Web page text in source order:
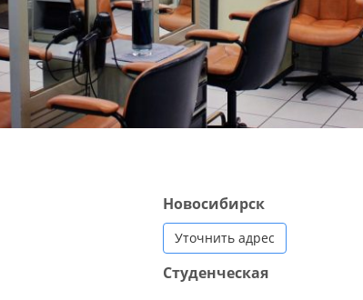
Новосибирск
Уточнить адрес
Студенческая